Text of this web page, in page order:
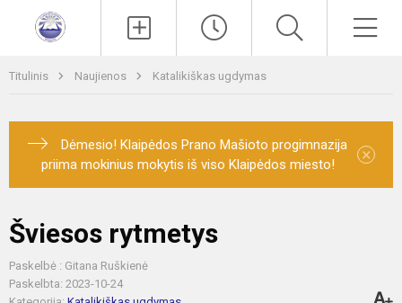
Titulinis Naujienos Katalikiškas ugdymas
Dėmesio! Klaipėdos Prano Mašioto progimnazija
priima mokinius mokytis iš viso Klaipėdos miesto!
×
Šviesos rytmetys
Paskelbė : Gitana Ruškienė
Paskelbta: 2023-10-24